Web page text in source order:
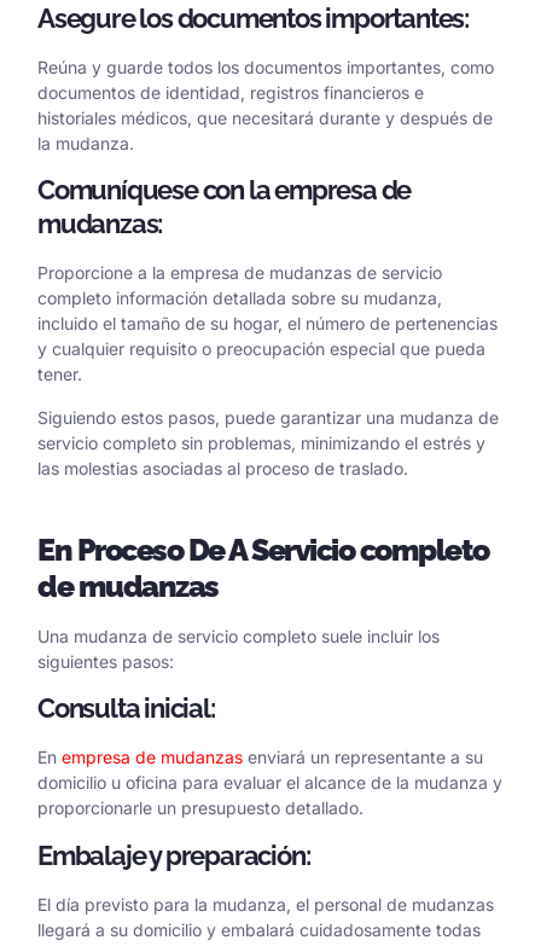
Asegure los documentos importantes:
Reúna y guarde todos los documentos importantes, como
documentos de identidad, registros financieros e
historiales médicos, que necesitará durante y después de
la mudanza.
Comuníquese con la empresa de
mudanzas:
Proporcione a la empresa de mudanzas de servicio
completo información detallada sobre su mudanza,
incluido el tamaño de su hogar, el número de pertenencias
y cualquier requisito o preocupación especial que pueda
tener.
Siguiendo estos pasos, puede garantizar una mudanza de
servicio completo sin problemas, minimizando el estrés y
las molestias asociadas al proceso de traslado.
EnProcesoDeAServicio completo
de mudanzas
Una mudanza de servicio completo suele incluir los
siguientes pasos:
Consulta inicial:
En empresa de mudanzas enviará un representante a su
domicilio u oficina para evaluar el alcance de la mudanza y
proporcionarle un presupuesto detallado.
Embalaje y preparación:
El día previsto para la mudanza, el personal de mudanzas
llegará a su domicilio y embalará cuidadosamente todas